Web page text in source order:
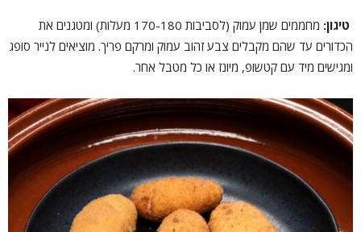
טיגון:
מחממים שמן עמוק (לסביבות 170-180 מעלות) ומטגנים את
הכדורים עד שהם מקבלים צבע זהוב עמוק ומרקם פריך. מוציאים לנייר סופג
ומגישים מיד עם קטשופ, מיונז או כל מטבל אחר.